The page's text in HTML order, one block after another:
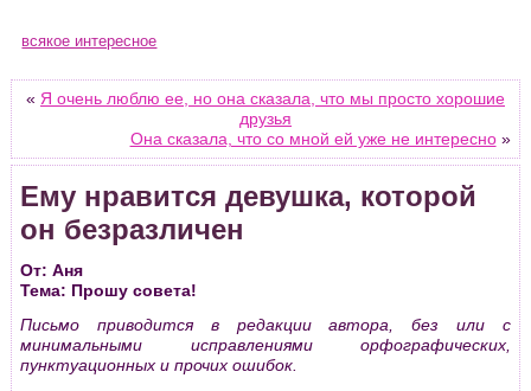
всякое интересное
« Я очень люблю ее, но она сказала, что мы просто хорошие
друзья
Она сказала, что со мной ей уже не интересно»
Ему нравится девушка, которой
он безразличен
От: Аня
Тема: Прошу совета!
Письмо приводится в редакции автора, без или с
минимальными исправлениями орфографических,
пунктуационных и прочих ошибок.